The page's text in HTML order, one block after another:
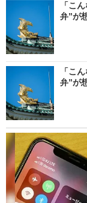
「こ
弁”が
「こ
弁”が